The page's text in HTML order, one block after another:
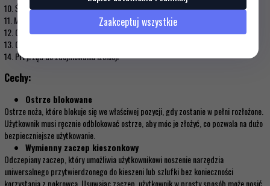
10. Śrubokręt philips (krzyżak)
11. Miarka
12. Otwieracz do kapsli
13. Otwieracz do puszek
14. Przyrząd do zdejmowania izolacji
Cechy:
Ostrze blokowane
Ostrze noża, które blokuje się we właściwej pozycji, gdy zostanie w pełni rozłożone.
Użytkownik musi ręcznie odblokować ostrze, aby móc je złożyć, co pozwala na dużo
bezpieczniejsze użytkowanie.
Wymienny zaczep kieszonkowy
Odczepiany zaczep, który umożliwia użytkownikowi noszenie narzędzia
uniwersalnego przytwierdzonego do kieszeni lub szlufki bez konieczności
korzystania z pokrowca. Usuwając zaczep, użytkownik w prosty sposób może nosić
Zaakceptuj wszystkie